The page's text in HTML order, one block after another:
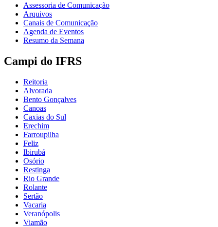
Assessoria de Comunicação
Arquivos
Canais de Comunicação
Agenda de Eventos
Resumo da Semana
Campi do IFRS
Reitoria
Alvorada
Bento Gonçalves
Canoas
Caxias do Sul
Erechim
Farroupilha
Feliz
Ibirubá
Osório
Restinga
Rio Grande
Rolante
Sertão
Vacaria
Veranópolis
Viamão